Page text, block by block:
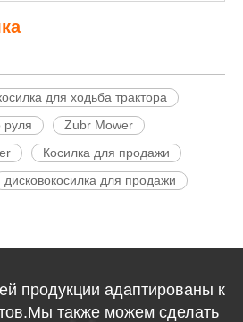
для ходьба трактора
руля
Zubr Mower
Косилка для продажи
дисковокосилка для продажи
продукции адаптированы к
также можем сделать